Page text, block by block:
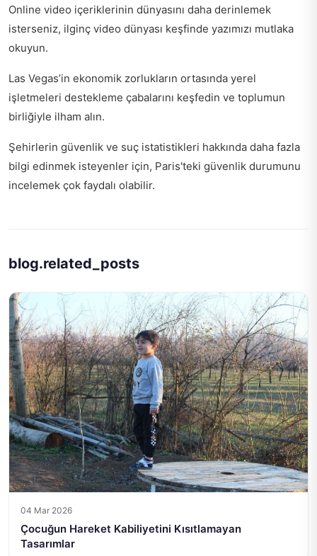
Online video içeriklerinin dünyasını daha derinlemek
isterseniz, ilginç video dünyası keşfinde yazımızı mutlaka
okuyun.
Las Vegas’in ekonomik zorlukların ortasında yerel
işletmeleri destekleme çabalarını keşfedin ve toplumun
birliğiyle ilham alın.
Şehirlerin güvenlik ve suç istatistikleri hakkında daha fazla
bilgi edinmek isteyenler için, Paris'teki güvenlik durumunu
incelemek çok faydalı olabilir.
blog.related_posts
04 Mar 2026
Çocuğun Hareket Kabiliyetini Kısıtlamayan
Tasarımlar